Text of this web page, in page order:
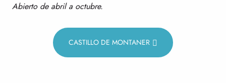
Abierto de abril a octubre.
CASTILLO DE MONTANER